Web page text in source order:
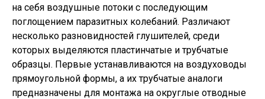
на себя воздушные потоки с последующим
поглощением паразитных колебаний. Различают
несколько разновидностей глушителей, среди
которых выделяются пластинчатые и трубчатые
образцы. Первые устанавливаются на воздуховоды
прямоугольной формы, а их трубчатые аналоги
предназначены для монтажа на округлые отводные